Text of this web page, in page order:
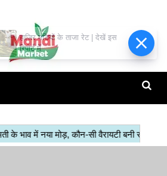
हाजिर मंडियों के ताजा रेट | देखें इस
रिपोर्ट में